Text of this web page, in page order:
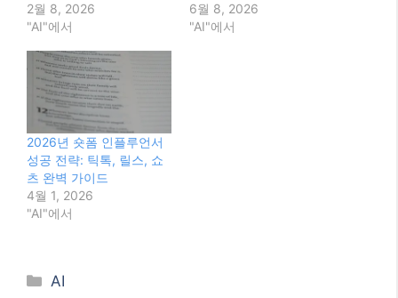
2월 8, 2026
"AI"에서
6월 8, 2026
"AI"에서
2026년 숏폼 인플루언서
성공 전략: 틱톡, 릴스, 쇼
츠 완벽 가이드
4월 1, 2026
"AI"에서
Categories
AI